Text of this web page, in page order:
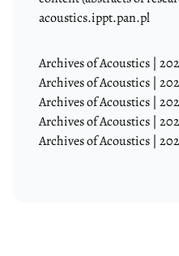
acoustics.ippt.pan.pl
Archives of Acoustics |
Archives of Acoustics |
Archives of Acoustics |
Archives of Acoustics |
Archives of Acoustics |